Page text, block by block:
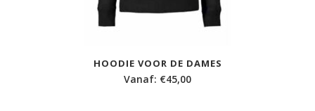
HOODIE VOOR DE DAMES
Vanaf: €45,00